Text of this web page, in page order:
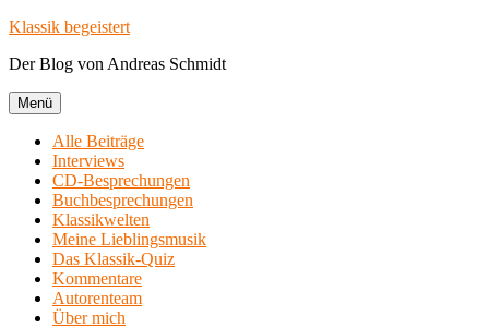
Zum
springen
Klassik begeistert
Der Blog von Andreas Schmidt
Menü
Alle Beiträge
Interviews
CD-Besprechungen
Buchbesprechungen
Klassikwelten
Meine Lieblingsmusik
Das Klassik-Quiz
Kommentare
Autorenteam
Über mich